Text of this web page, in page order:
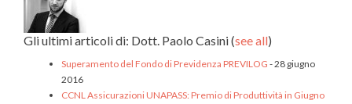
Gli ultimi articoli di: Dott. Paolo Casini(see all)
Superamento del Fondo di Previdenza PREVILOG - 28 giugno
2016
CCNL Assicurazioni UNAPASS: Premio di Produttività in Giugno